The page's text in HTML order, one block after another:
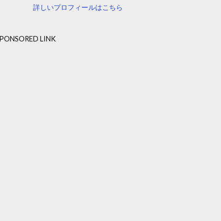
詳しいプロフィールはこちら
LINK